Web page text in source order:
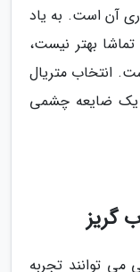
آن است. به یاد
بهتر نیست،
انتخاب متریال
یک ضایعه چشمی
گریز
توانند تجربه